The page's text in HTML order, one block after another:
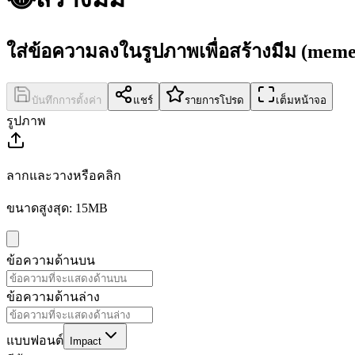
ใส่ข้อความลงในรูปภาพเพื่อสร้างมีม
บันทึกการตั้งค่า แชร์ รายการโปรด เต็มหน้าจอ
รูปภาพ
ลากและวางหรือคลิก
ขนาดสูงสุด: 15MB
ข้อความด้านบน
ข้อความด้านล่าง
แบบฟอนต์ Impact